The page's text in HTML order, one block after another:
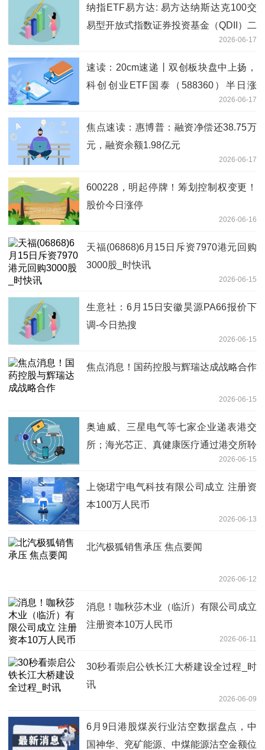
纳指ETF易方达: 易方达纳斯达克100交
易型开放式指数证券投资基金（QDII）二
级市场交易价格溢价风险提示公告2026-06-17
速读：20cm速递丨双创板块盘中上扬，
科创创业ETF国泰（588360）半日涨
2026-06-17
焦点速读：惠博普：融资净偿还38.75万
元，融资余额1.98亿元
2026-06-17
600228，明起停牌！筹划控制权变更！
股价今日涨停
2026-06-16
天福(06868)6月15日斥资7970港元回购
3000股_时快讯
2026-06-15
生意社：6月15日安徽昊源PA66报价下
调-今日热搜
2026-06-15
焦点消息！国药控股与辉瑞达成战略合作
2026-06-15
奥迪威、三星电气等七家企业递表港交
所；海光芯正、真健康医疗通过港交所聆
2026-06-15
上饶珺宁电气科技有限公司成立 注册资
本100万人民币
2026-06-13
北汽极狐销售承压 焦点要闻
2026-06-12
消息！咖秋莎木业（临沂）有限公司成立
注册资本10万人民币
2026-06-11
30秒看崇启公铁长江大桥建设全过程_时
讯
2026-06-09
6月9日港股煤炭行业沽空数据盘点，中
国神华、兖矿能源、中煤能源沽空金额位